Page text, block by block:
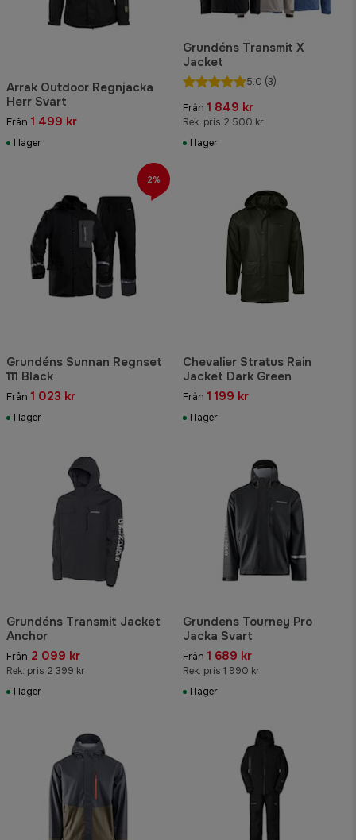
Arrak Outdoor Regnjacka
Herr Svart
Från 1 499 kr
I lager
Grundéns Transmit X
Jacket
5.0 (3)
Från 1 849 kr
Rek. pris 2 500 kr
I lager
Grundéns Sunnan Regnset
111 Black
Från 1 023 kr
I lager
2%
Chevalier Stratus Rain
Jacket Dark Green
Från 1 199 kr
I lager
Grundéns Transmit Jacket
Anchor
Från 2 099 kr
Rek. pris 2 399 kr
I lager
Grundens Tourney Pro
Jacka Svart
Från 1 689 kr
Rek. pris 1 990 kr
I lager